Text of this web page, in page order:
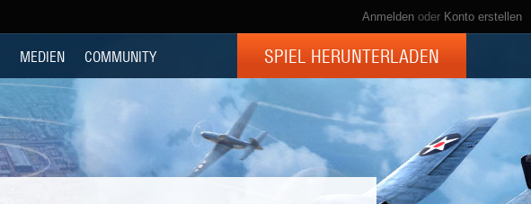
Anmelden oder Konto erstellen
MEDIEN COMMUNITY SPIEL HERUNTERLADEN